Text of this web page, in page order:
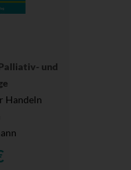
und
Handeln